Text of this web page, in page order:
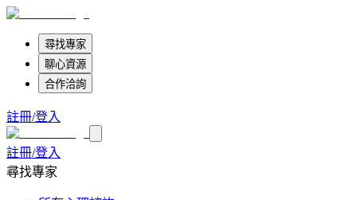
尋找專家
聊心資源
合作洽詢
註冊/登入
註冊/登入
尋找專家